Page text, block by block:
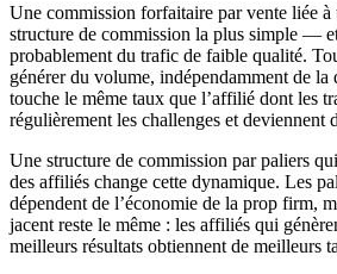
Une commission forfaitaire par vente liée à
structure de commission la plus simple —
probablement du trafic de faible qualité.
générer du volume, indépendamment de la
touche le même taux que l’affilié dont les
régulièrement les challenges et deviennent
Une structure de commission par paliers
des affiliés change cette dynamique. Les
dépendent de l’économie de la prop firm,
jacent reste le même : les affiliés qui
meilleurs résultats obtiennent de meilleurs